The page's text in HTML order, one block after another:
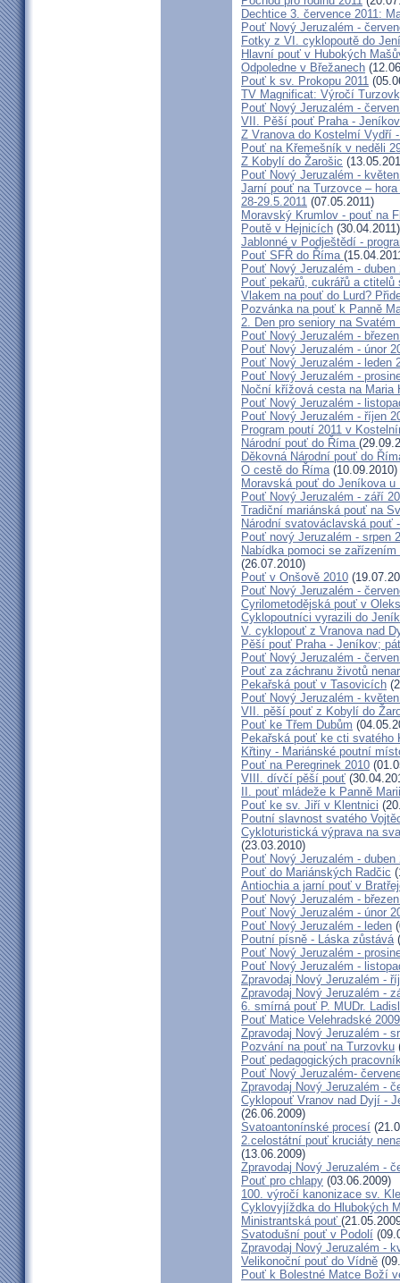
Dechtice 3. července 2011:
Pouť Nový Jeruzalém -
Fotky z VI. cyklopoutě do
Hlavní pouť v Hubokých
Odpoledne v Břežanech
Pouť k sv. Prokopu 2011
TV Magnificat: Výročí
Pouť Nový Jeruzalém -
VII. Pěší pouť Praha -
Z Vranova do Kostelmí Vydří
Pouť na Křemešník v neděli
Z Kobylí do Žarošic
Pouť Nový Jeruzalém -
Jarní pouť na Turzovce –
28-29.5.2011 (07.05.2011)
Moravský Krumlov - pouť na
Poutě v Hejnicích (30.04.2011)
Jablonné v Podještědí -
Pouť SFŘ do Říma
Pouť Nový Jeruzalém - duben
Pouť pekařů, cukrářů a ctitelů
Vlakem na pouť do Lurd?
Pozvánka na pouť k Panně
2. Den pro seniory na
Pouť Nový Jeruzalém -
Pouť Nový Jeruzalém - únor
Pouť Nový Jeruzalém - leden
Pouť Nový Jeruzalém -
Noční křížová cesta na Maria
Pouť Nový Jeruzalém -
Pouť Nový Jeruzalém - říjen
Program poutí 2011 v
Národní pouť do Říma
Děkovná Národní pouť do
O cestě do Říma(10.09.2010)
Moravská pouť do Jeníkova u
Pouť Nový Jeruzalém - září
Tradiční mariánská pouť na
Národní svatováclavská pouť
Pouť nový Jeruzalém - srpen
Nabídka pomoci se
(26.07.2010)
Pouť v Onšově 2010
Pouť Nový Jeruzalém -
Cyrilometodějská pouť v
Cyklopoutníci vyrazili do
V. cyklopouť z Vranova nad
Pěší pouť Praha - Jeníkov;
Pouť Nový Jeruzalém -
Pouť za záchranu životů
Pekařská pouť v Tasovicích
Pouť Nový Jeruzalém -
VII. pěší pouť z Kobylí do
Pouť ke Třem Dubům
Pekařská pouť ke cti svatého
Křtiny - Mariánské poutní
Pouť na Peregrinek 2010
VIII. dívčí pěší pouť
II. pouť mládeže k Panně
Pouť ke sv. Jiří v Klentnici
Poutní slavnost svatého
Cykloturistická výprava na
(23.03.2010)
Pouť Nový Jeruzalém - duben
Pouť do Mariánských Radčic
Antiochia a jarní pouť v
Pouť Nový Jeruzalém -
Pouť Nový Jeruzalém - únor
Pouť Nový Jeruzalém - leden
Poutní písně - Láska zůstává
Pouť Nový Jeruzalém -
Pouť Nový Jeruzalém -
Zpravodaj Nový Jeruzalém -
Zpravodaj Nový Jeruzalém -
6. smírná pouť P. MUDr.
Pouť Matice Velehradské 2009
Zpravodaj Nový Jeruzalém -
Pozvání na pouť na Turzovku
Pouť pedagogických
Pouť Nový Jeruzalém-
Zpravodaj Nový Jeruzalém -
Cyklopouť Vranov nad Dyjí -
(26.06.2009)
Svatoantonínské procesí
2.celostátní pouť kruciáty
(13.06.2009)
Zpravodaj Nový Jeruzalém -
Pouť pro chlapy (03.06.2009)
100. výročí kanonizace sv.
Cyklovyjíždka do Hlubokých
Ministrantská pouť
Svatodušní pouť v Podolí
Zpravodaj Nový Jeruzalém -
Velikonoční pouť do Vídně
Pouť k Bolestné Matce Boží